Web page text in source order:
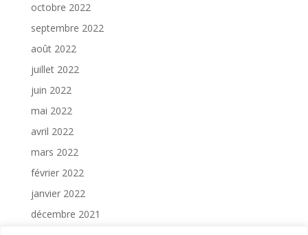
octobre 2022
septembre 2022
août 2022
juillet 2022
juin 2022
mai 2022
avril 2022
mars 2022
février 2022
janvier 2022
décembre 2021